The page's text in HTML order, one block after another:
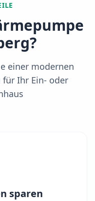
?
einer modernen
Ihr Ein- oder
sparen